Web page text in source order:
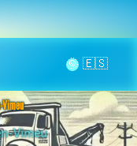
🌞
en-Vimeu